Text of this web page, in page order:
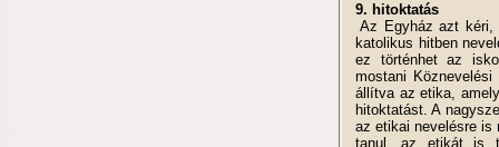
9. hitoktatás
Az Egyház azt kéri,
katolikus hitben
ez történhet az
mostani
állítva az etika,
hitoktatást. A
az etikai nevelésre is
tanul, az etikát is